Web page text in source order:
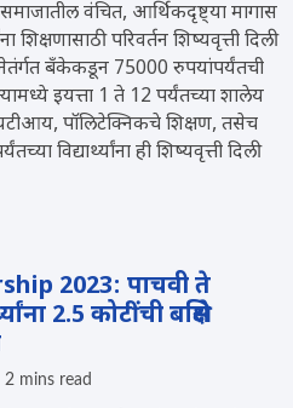
वंचित, आर्थिकदृष्ट्या मागास
शिक्षणासाठी परिवर्तन शिष्यवृत्ती दिली
बँकेकडून 75000 रुपयांपर्यंतची
इयत्ता 1 ते 12 पर्यंतच्या शालेय
पॉलिटेक्निकचे शिक्षण, तसेच
विद्यार्थ्यांना ही शिष्यवृत्ती दिली
2023: पाचवी ते
2.5 कोटींची बक्षिसे
2 mins read